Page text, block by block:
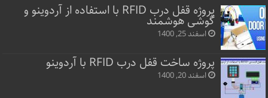
پروژه قفل‌ درب RFID با استفاده از آردوینو و
گوشی هوشمند
اسفند 25, 1400
پروژه ساخت قفل‌ درب RFID با آردوینو
اسفند 20, 1400